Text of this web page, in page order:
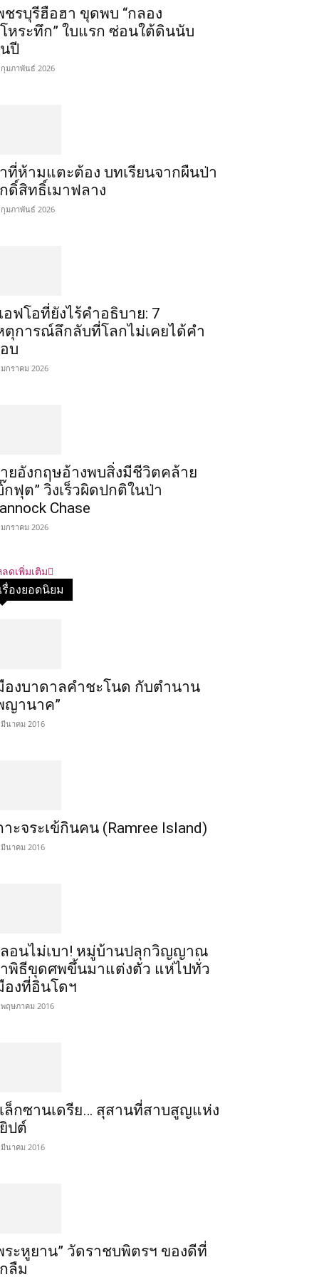
ชรบุรีฮือฮา ขุดพบ “กลอง
หระทึก” ใบแรก ซ่อนใต้ดินนับ
ปี
กุมภาพันธ์ 2026
ที่ห้ามแตะต้อง บทเรียนจากผืนป่า
ดิ์สิทธิ์เมาฟลาง
กุมภาพันธ์ 2026
อฟโอที่ยังไร้คำอธิบาย: 7
ตุการณ์ลึกลับที่โลกไม่เคยได้คำ
บ
มกราคม 2026
ยอังกฤษอ้างพบสิ่งมีชีวิตคล้าย
กฟุต” วิ่งเร็วผิดปกติในป่า
Chase
มกราคม 2026
ดเพิ่มเติม
เรื่องยอดนิยม
องบาดาลคำชะโนด กับตำนาน
ญานาค”
มีนาคม 2016
าะจระเข้กินคน (Ramree Island)
มีนาคม 2016
อนไม่เบา! หมู่บ้านปลุกวิญญาณ
พิธีขุดศพขึ้นมาแต่งตัว แห่ไปทั่ว
องที่อินโดฯ
พฤษภาคม 2016
ล็กซานเดรีย… สุสานที่สาบสูญแห่ง
ปต์
มีนาคม 2016
ระหูยาน” วัดราชบพิตรฯ ของดีที่
ลืม